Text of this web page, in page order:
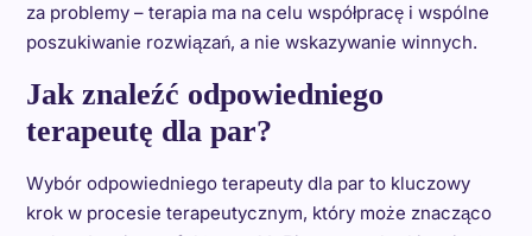
za problemy – terapia ma na celu współpracę i wspólne
poszukiwanie rozwiązań, a nie wskazywanie winnych.
Jak znaleźć odpowiedniego
terapeutę dla par?
Wybór odpowiedniego terapeuty dla par to kluczowy
krok w procesie terapeutycznym, który może znacząco